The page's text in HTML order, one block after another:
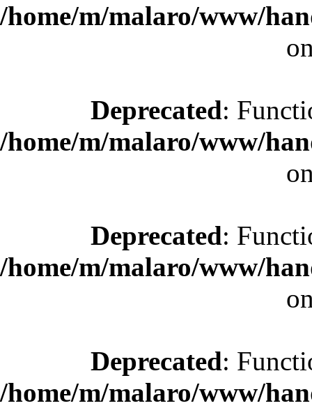
/home/m/malaro/www/
Deprecated:
/home/m/malaro/www/
Deprecated:
/home/m/malaro/www/
Deprecated:
/home/m/malaro/www/